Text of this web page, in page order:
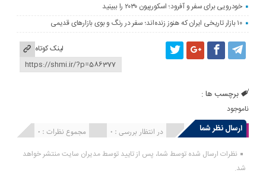
خودرویی برای سفر و آفرود؛ اسکورپیون ۲۰۳۰ را ببینید
۱۰ بازار تاریخی ایران که هنوز زنده‌اند؛ سفر در رنگ و بوی بازارهای قدیمی
لینک کوتاه
برچسب ها :
ناموجود
ارسال نظر شما مجموع نظرات : 0 در انتظار بررسی : 0 انتشار یافته : 0
نظرات ارسال شده توسط شما، پس از تایید توسط مدیران سایت منتشر خواهد
شد.